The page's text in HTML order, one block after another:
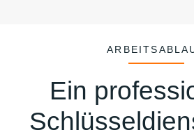
Ein